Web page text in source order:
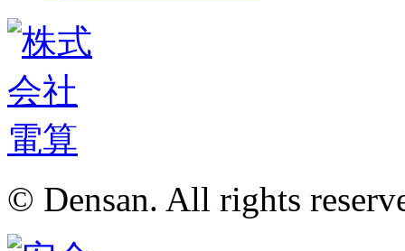
© Densan. All rights